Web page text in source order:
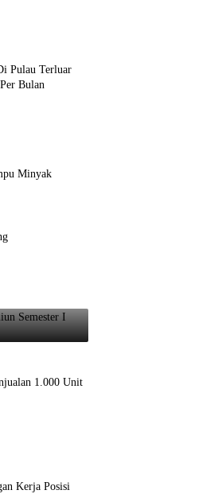
Pulau Terluar
Bulan
Minyak
Semester I
1.000 Unit
Kerja Posisi